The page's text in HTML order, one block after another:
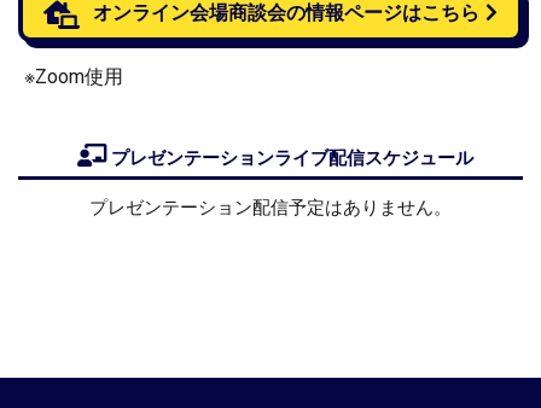
オンライン会場商談会の情報ページはこちら
※Zoom使用
プレゼンテーションライブ配信スケジュール
プレゼンテーション配信予定はありません。